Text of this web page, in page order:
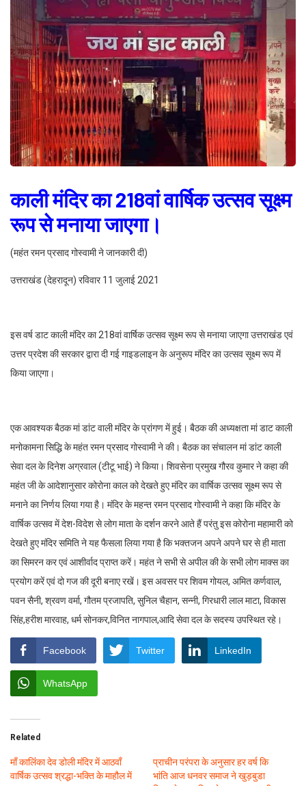
काली मंदिर का 218वां वार्षिक उत्सव सूक्ष्म
रूप से मनाया जाएगा।
(महंत रमन प्रसाद गोस्वामी ने जानकारी दी)
उत्तराखंड (देहरादून) रविवार 11 जुलाई 2021
इस वर्ष डाट काली मंदिर का 218वां वार्षिक उत्सव सूक्ष्म रूप से मनाया जाएगा उत्तराखंड एवं
उत्तर प्रदेश की सरकार द्वारा दी गई गाइडलाइन के अनुरूप मंदिर का उत्सव सूक्ष्म रूप में
किया जाएगा।
एक आवश्यक बैठक मां डांट वाली मंदिर के प्रांगण में हुई। बैठक की अध्यक्षता मां डाट काली
मनोकामना सिद्धि के महंत रमन प्रसाद गोस्वामी ने की। बैठक का संचालन मां डांट काली
सेवा दल के दिनेश अग्रवाल (टीटू भाई) ने किया। शिवसेना प्रमुख गौरव कुमार ने कहा की
महंत जी के आदेशानुसार कोरोना काल को देखते हुए मंदिर का वार्षिक उत्सव सूक्ष्म रूप से
मनाने का निर्णय लिया गया है। मंदिर के महन्त रमन प्रसाद गोस्वामी ने कहा कि मंदिर के
वार्षिक उत्सव में देश-विदेश से लोग माता के दर्शन करने आते हैं परंतु इस कोरोना महामारी को
देखते हुए मंदिर समिति ने यह फैसला लिया गया है कि भक्तजन अपने अपने घर से ही माता
का सिमरन कर एवं आशीर्वाद प्राप्त करें। महंत ने सभी से अपील की के सभी लोग माक्स का
प्रयोग करें एवं दो गज की दूरी बनाए रखें। इस अवसर पर शिवम गोयल, अमित कर्णवाल,
पवन सैनी, श्रवण वर्मा, गौतम प्रजापति, सुनिल चैहान, सन्नी, गिरधारी लाल माटा, विकास
सिंह,हरीश मारवाह, धर्म सोनकर,विनित नागपाल,आदि सेवा दल के सदस्य उपस्थित रहे।
Facebook Twitter LinkedIn
WhatsApp
Related
माँ कालिंंका देव डोली मंदिर में आठवाँ
वार्षिक उत्सव श्रद्धा-भक्ति के माहौल में
प्राचीन परंपरा के अनुसार हर वर्ष कि
भांति आज धनवर समाज ने खुड़बुडा